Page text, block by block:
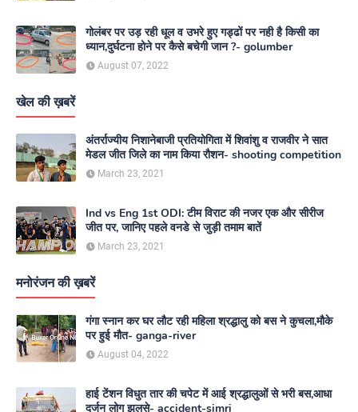
गोलंबर पर उड़ रही धूल व उभरे हुए गड्ढों पर नही है किसी का
ध्यान,दुर्घटना होने पर कैसे बचेगी जान ?- golumber
August 07, 2022
खेल की ख़बरें
अंतर्राज्यीय निशानेबाजी प्रतियोगिता में शिवांशु व राजवीर ने सात
मेडल जीत जिले का नाम किया रौशन- shooting competition
March 23, 2021
Ind vs Eng 1st ODI: टीम विराट की नजर एक और सीरीज
जीत पर, जानिए पहले वनडे से जुड़ी तमाम बातें
March 23, 2021
मनोरंजन की ख़बरें
गंगा स्नान कर घर लौट रही महिला श्रद्धालु को बस ने कुचला,मौके
पर हुई मौत- ganga-river
August 04, 2022
हाई टेंशन विधुत तार की चपेट में आई श्रद्धालुओं से भरी बस,आधा
दर्जन लोग झुलसे- accident-simri